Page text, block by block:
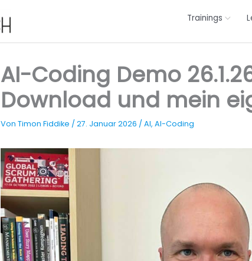
Trainings
AI-Coding Demo
Download und mein
Von Timon Fiddike / 27. Januar 2026 / AI, AI-Coding